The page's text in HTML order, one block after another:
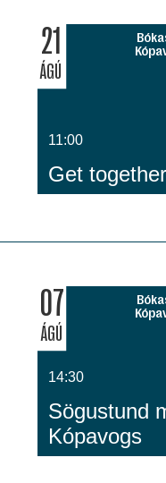
21
ÁGÚ
11:00
Get together
07
ÁGÚ
14:30
Sögustund
Kópavogs